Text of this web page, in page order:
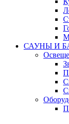
САУНЫ И